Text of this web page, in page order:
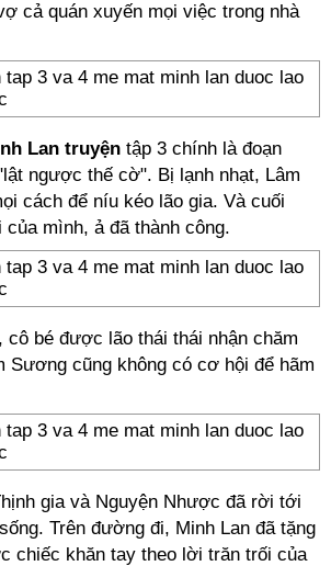
cả quán xuyến mọi việc trong nhà
Lan truyện tập 3 chính là đoạn
ngược thế cờ". Bị lạnh nhạt, Lâm
cách để níu kéo lão gia. Và cuối
mình, ả đã thành công.
cô bé được lão thái thái nhận chăm
Sương cũng không có cơ hội để hãm
gia và Nguyện Nhược đã rời tới
Trên đường đi, Minh Lan đã tặng
chiếc khăn tay theo lời trăn trối của